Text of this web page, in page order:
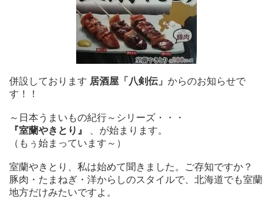
併設しております 居酒屋「八剣伝」 からのお知らせで
す！！
～日本うまいもの紀行～シリーズ・・・
『室蘭やきとり』
、が始まります。
（もぅ始まっています～）
室蘭やきとり
、私は始めて聞きました。ご存知ですか？
豚肉・たまねぎ・洋からしのスタイルで、北海道でも室蘭
地方だけみたいですよ。